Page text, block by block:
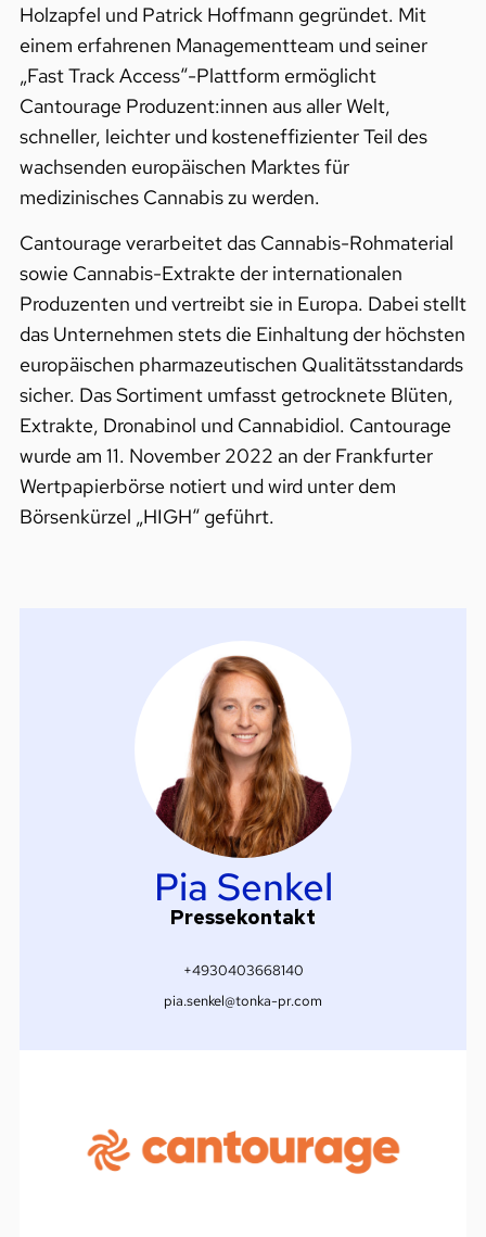
Holzapfel und Patrick Hoffmann gegründet. Mit
einem erfahrenen Managementteam und seiner
„Fast Track Access“-Plattform ermöglicht
Cantourage Produzent:innen aus aller Welt,
schneller, leichter und kosteneffizienter Teil des
wachsenden europäischen Marktes für
medizinisches Cannabis zu werden.
Cantourage verarbeitet das Cannabis-Rohmaterial
sowie Cannabis-Extrakte der internationalen
Produzenten und vertreibt sie in Europa. Dabei stellt
das Unternehmen stets die Einhaltung der höchsten
europäischen pharmazeutischen Qualitätsstandards
sicher. Das Sortiment umfasst getrocknete Blüten,
Extrakte, Dronabinol und Cannabidiol. Cantourage
wurde am 11. November 2022 an der Frankfurter
Wertpapierbörse notiert und wird unter dem
Börsenkürzel „HIGH“ geführt.
Pia Senkel
Pressekontakt
+4930403668140
pia.senkel@tonka-pr.com